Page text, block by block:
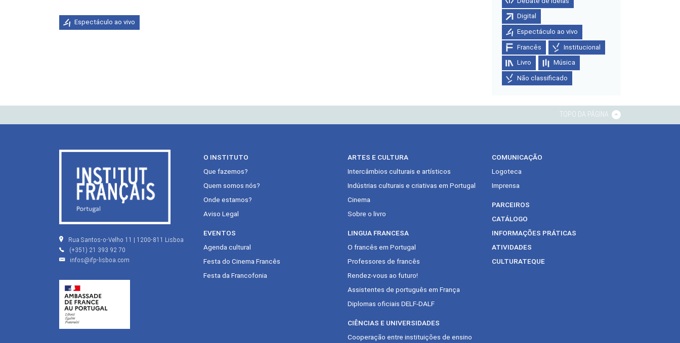
Espectáculo ao vivo
Digital
Espectáculo ao vivo
Francês Institucional
Livro Música
Não classificado
TOPO DA PÁGINA
O INSTITUTO
Que fazemos?
Quem somos nós?
Onde estamos?
Aviso Legal
EVENTOS
Agenda cultural
Festa do Cinema Francês
Festa da Francofonia
ARTES E CULTURA
Intercâmbios culturais e artísticos
Indústrias culturais e criativas em Portugal
Cinema
Sobre o livro
LINGUA FRANCESA
O francês em Portugal
Professores de francês
Rendez-vous ao futuro!
Assistentes de português em França
Diplomas oficiais DELF-DALF
CIÊNCIAS E UNIVERSIDADES
Cooperação entre instituições de ensino
COMUNICAÇÃO
Logoteca
Imprensa
PARCEIROS
CATÁLOGO
INFORMAÇÕES PRÁTICAS
ATIVIDADES
CULTURATEQUE
Rua Santos-o-Velho 11 | 1200-811 Lisboa
(+351) 21 393 92 70
infos@ifp-lisboa.com